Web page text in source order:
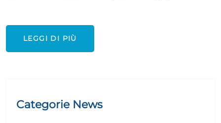
LEGGI DI PIÙ
Categorie News